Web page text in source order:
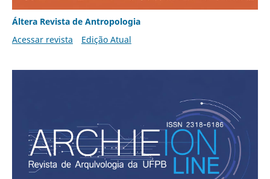
Áltera Revista de Antropologia
Acessar revista
Edição Atual